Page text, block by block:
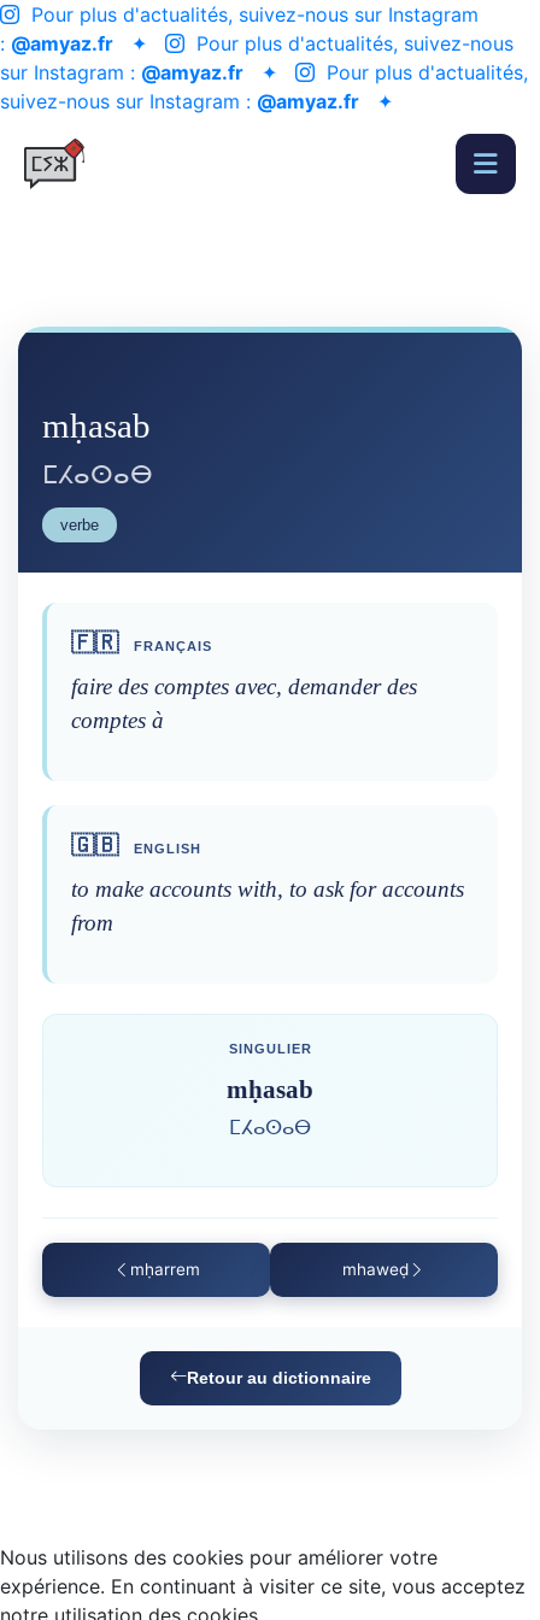
Pour plus d'actualités, suivez-nous sur Instagram
: @amyaz.fr ✦
Pour plus d'actualités, suivez-nous
sur Instagram : @amyaz.fr ✦
Pour plus d'actualités,
suivez-nous sur Instagram : @amyaz.fr ✦
mḥasab
ⵎⵃⴰⵙⴰⴱ
verbe
🇫🇷 FRANÇAIS
faire des comptes avec, demander des
comptes à
🇬🇧 ENGLISH
to make accounts with, to ask for accounts
from
SINGULIER
mḥasab
ⵎⵃⴰⵙⴰⴱ
mḥarrem mhaweḍ
Retour au dictionnaire
Nous utilisons des cookies pour améliorer votre
expérience. En continuant à visiter ce site, vous acceptez
notre utilisation des cookies.